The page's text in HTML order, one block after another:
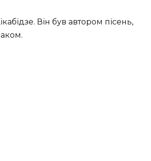
Він був автором пісень,